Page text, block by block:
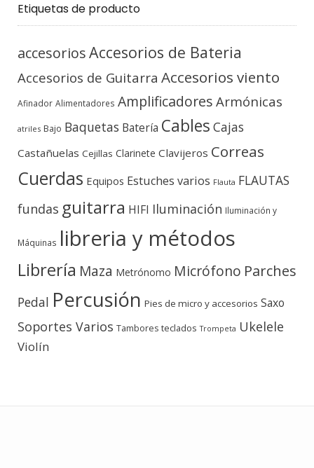
Etiquetas de producto
accesoriosAccesorios de Bateria
Accesorios de Guitarra Accesorios viento
Afinador Alimentadores Amplificadores Armónicas
atriles Bajo Baquetas Batería Cables Cajas
Castañuelas Cejillas Clarinete Clavijeros Correas
Cuerdas Equipos Estuches varios Flauta FLAUTAS
fundas guitarra HIFI Iluminación Iluminación y
Máquinas libreria y métodos
Librería Maza Metrónomo Micrófono Parches
Pedal Percusión Pies de micro y accesorios Saxo
Soportes Varios Tambores teclados Trompeta Ukelele
Violín